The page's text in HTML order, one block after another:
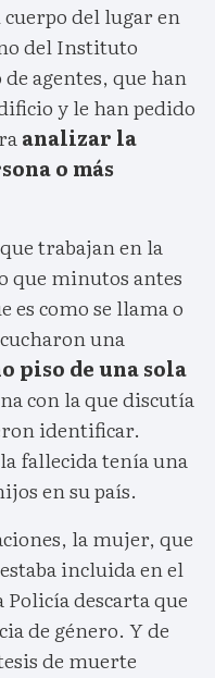
cuerpo del lugar en
del Instituto
agentes, que han
y le han pedido
analizar la
o más
trabajan en la
que minutos antes
es como se llama o
una
piso de una sola
con la que discutía
identificar.
fallecida tenía una
en su país.
la mujer, que
incluida en el
Policía descarta que
de género. Y de
de muerte